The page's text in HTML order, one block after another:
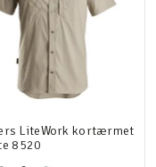
LiteWork kortærmet
8520